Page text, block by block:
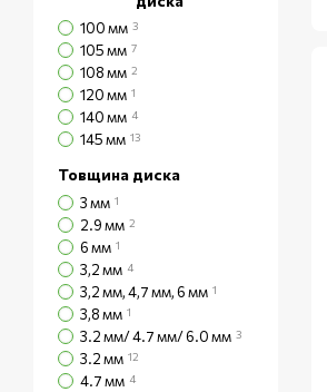
100 мм 3
105 мм 7
108 мм 2
120 мм 1
140 мм 4
145 мм 13
Товщина диска
3 мм 1
2.9 мм 2
6 мм 1
3,2 мм 4
3,2 мм, 4,7 мм, 6 мм 1
3,8 мм 1
3.2 мм/ 4.7 мм/ 6.0 мм 3
3.2 мм 12
4.7 мм 4